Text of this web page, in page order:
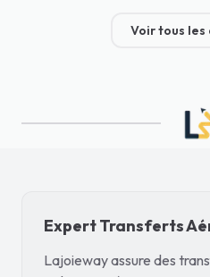
Voir tous
Expert Transferts
Lajoieway assure des